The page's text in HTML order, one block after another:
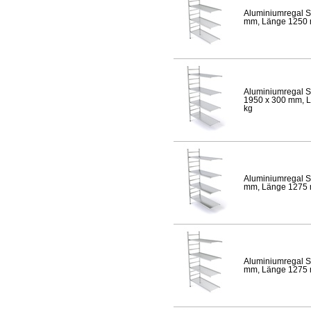
Aluminiumregal
mm, Länge 1250
Aluminiumregal
1950 x 300 mm,
kg
Aluminiumregal
mm, Länge 1275
Aluminiumregal
mm, Länge 1275